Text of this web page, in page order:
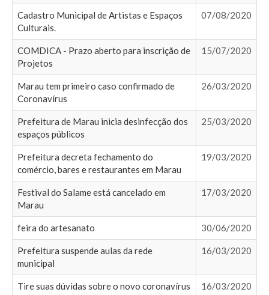
Cadastro Municipal de Artistas e Espaços
Culturais.
07/08/2020
COMDICA - Prazo aberto para inscrição de
Projetos
15/07/2020
Marau tem primeiro caso confirmado de
Coronavírus
26/03/2020
Prefeitura de Marau inicia desinfecção dos
espaços públicos
25/03/2020
Prefeitura decreta fechamento do
comércio, bares e restaurantes em Marau
19/03/2020
Festival do Salame está cancelado em
Marau
17/03/2020
feira do artesanato 30/06/2020
Prefeitura suspende aulas da rede
municipal
16/03/2020
Tire suas dúvidas sobre o novo coronavírus 16/03/2020